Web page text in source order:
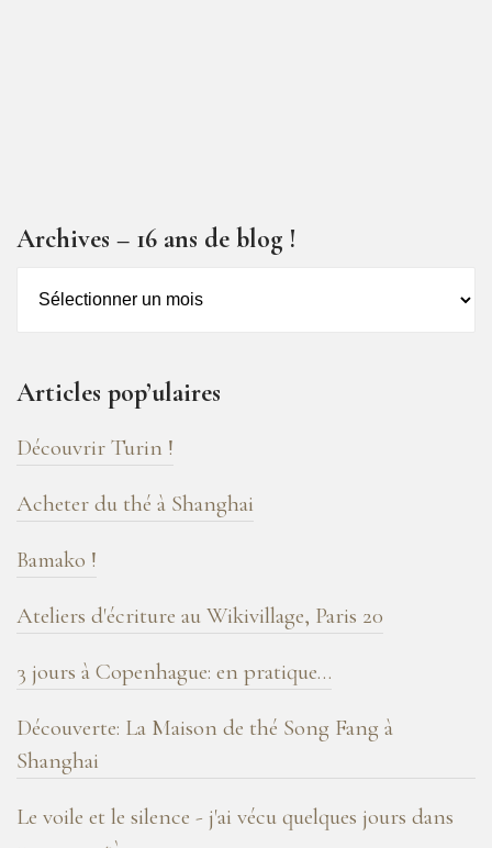
Archives – 16 ans de blog !
de
blog
!
Articles pop’ulaires
Découvrir Turin !
Acheter du thé à Shanghai
Bamako !
Ateliers d'écriture au Wikivillage, Paris 20
3 jours à Copenhague: en pratique…
Découverte: La Maison de thé Song Fang à
Shanghai
Le voile et le silence - j'ai vécu quelques jours dans